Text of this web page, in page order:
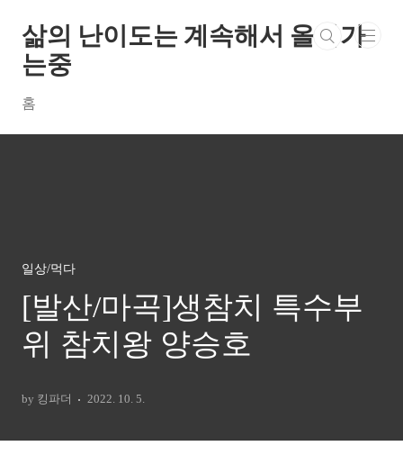
삶의 난이도는 계속해서 올라가
는중
홈
일상/먹다
[발산/마곡]생참치 특수부
위 참치왕 양승호
by 킹파더 2022. 10. 5.